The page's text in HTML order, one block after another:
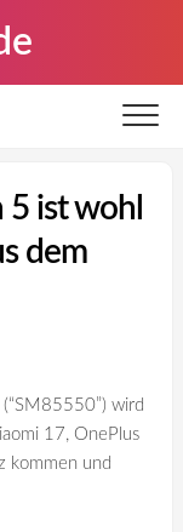
5 ist wohl
dem
wird
17, OnePlus
kommen und